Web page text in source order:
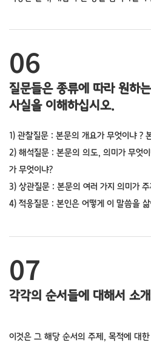
06
질문들은 종류에 따라 원하
사실을 이해하십시오.
1) 관찰질문 : 본문의 개요가 무엇이냐 ?
2) 해석질문 : 본문의 의도, 의미가 무엇
가 무엇이냐?
3) 상관질문 : 본문의 여러 가지 의미가
4) 적응질문 : 본인은 어떻게 이 말씀을
07
각각의 순서들에 대해서 소
이것은 그 해당 순서의 주제, 목적에 대